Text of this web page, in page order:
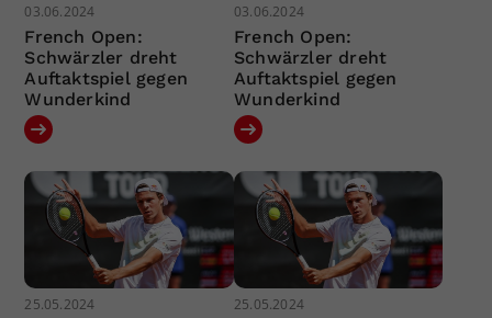
03.06.2024
French Open:
Schwärzler dreht
Auftaktspiel gegen
Wunderkind
03.06.2024
French Open:
Schwärzler dreht
Auftaktspiel gegen
Wunderkind
25.05.2024 25.05.2024